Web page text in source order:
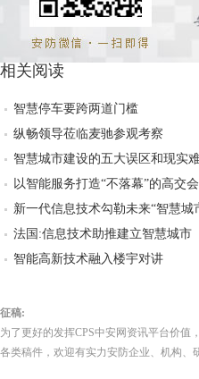
相关阅读
智慧停车要跨两道门槛
纵畅领导莅临麦驰参观考察
智慧城市建设的五大误区和现实
以智能服务打造“不落幕”的高交会
新一代信息技术勾勒未来“智慧城
法国:信息技术助推建立智慧城市
智能高新技术融入楼宇对讲
征稿:
为了更好的发挥CPS中安网资讯平台价
各类稿件，欢迎有实力安防企业、机构、